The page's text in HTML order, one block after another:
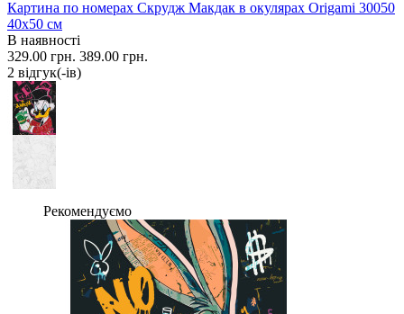
Картина по номерах Скрудж Макдак в окулярах Origami 30050
40x50 см
В наявності
329.00 грн. 389.00 грн.
2 вiдгук(-iв)
Рекомендуємо